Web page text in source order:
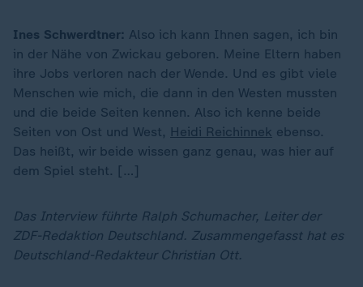
Ines Schwerdtner: Also ich kann Ihnen sagen, ich bin
in der Nähe von Zwickau geboren. Meine Eltern haben
ihre Jobs verloren nach der Wende. Und es gibt viele
Menschen wie mich, die dann in den Westen mussten
und die beide Seiten kennen. Also ich kenne beide
Seiten von Ost und West, Heidi Reichinnek ebenso.
Das heißt, wir beide wissen ganz genau, was hier auf
dem Spiel steht. […]
Das Interview führte Ralph Schumacher, Leiter der
ZDF-Redaktion Deutschland. Zusammengefasst hat es
Deutschland-Redakteur Christian Ott.